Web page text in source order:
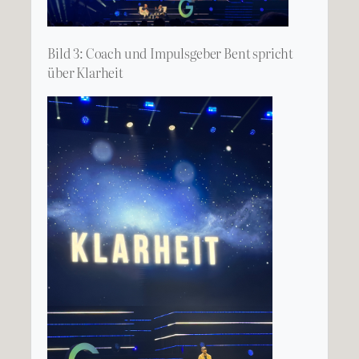
Bild 3: Coach und Impulsgeber Bent spricht
über Klarheit